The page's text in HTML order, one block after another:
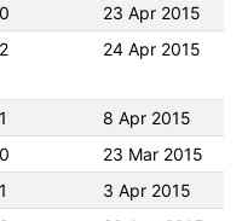
0
23 Apr 2015
2 24 Apr 2015
1
8 Apr 2015
0
23 Mar 2015
1
3 Apr 2015